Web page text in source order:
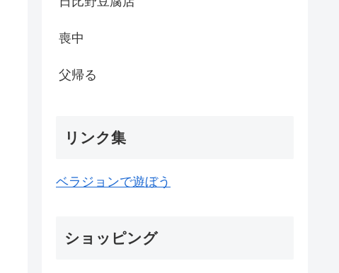
喪中
父帰る
リンク集
ベラジョンで遊ぼう
ショッピング